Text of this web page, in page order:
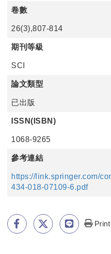
卷數
26(3),807-814
期刊等級
SCI
論文類型
已出版
ISSN(ISBN)
1068-9265
參考連結
https://link.springer.com/
434-018-07109-6.pdf